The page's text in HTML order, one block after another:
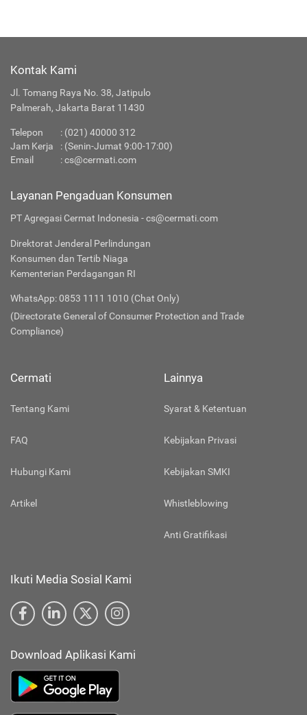
Kontak Kami
Jl. Tomang Raya No. 38, Jatipulo
Palmerah, Jakarta Barat 11430
Telepon
: (021) 40000 312
Jam Kerja
: (Senin-Jumat 9:00-17:00)
Email
:cs@cermati.com
Layanan Pengaduan Konsumen
PT Agregasi Cermat Indonesia - cs@cermati.com
Direktorat Jenderal Perlindungan
Konsumen dan Tertib Niaga
Kementerian Perdagangan RI
WhatsApp: 0853 1111 1010 (Chat Only)
(Directorate General of Consumer Protection and Trade
Compliance)
Cermati
Tentang Kami
FAQ
Hubungi Kami
Artikel
Lainnya
Syarat & Ketentuan
Kebijakan Privasi
Kebijakan SMKI
Whistleblowing
Anti Gratifikasi
Ikuti Media Sosial Kami
Download Aplikasi Kami